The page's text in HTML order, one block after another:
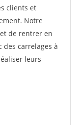
clients et
Notre
de rentrer en
des carrelages à
leurs